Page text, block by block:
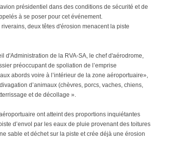
présidentiel dans des conditions de sécurité et de
à se poser pour cet événement.
deux têtes d'érosion menacent la piste
d'Administration de la RVA-SA, le chef d'aérodrome,
préoccupant de spoliation de l’emprise
abords voire à l’intérieur de la zone aéroportuaire»,
d’animaux (chèvres, porcs, vaches, chiens,
et de décollage ».
ont atteint des proportions inquiétantes
d’envol par les eaux de pluie provenant des toitures
sable et déchet sur la piste et crée déjà une érosion